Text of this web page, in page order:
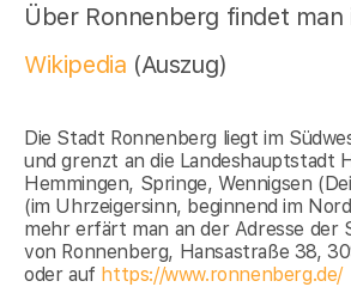
Über Ronnenberg findet man
Wikipedia (Auszug)
Die Stadt Ronnenberg liegt im
und grenzt an die Landeshauptstadt
Hemmingen, Springe, Wennigsen
(im Uhrzeigersinn, beginnend im
mehr erfärt man an der Adresse der
von Ronnenberg, Hansastraße 38,
oder auf https://www.ronnenberg.de/